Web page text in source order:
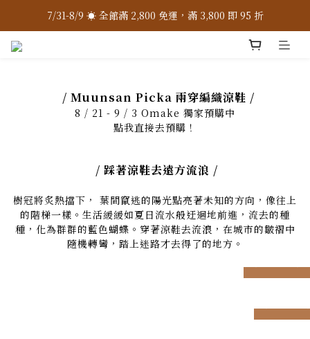
7/31-8/9 ☀️ 全館滿 2,800 免運，滿 3,800 即 95 折
7/31-8/9 ☀️ 全館滿 2,800 免運，滿 3,800 即 95 折
7/31-8/9 ☀️ 全館滿 2,800 免運，滿 3,800 即 95 折
/ Muunsan Picka 兩穿編織涼鞋 /
8 / 21 - 9 / 3 Omake 獨家預購中
點我直接去預購！
/ 踩著涼鞋去遠方流浪 /
樹冠將炙熱擋下， 葉間竄逃的陽光點亮著未知的方向，像往上
的階梯一樣。生活緩緩如夏日流水般迂迴地前進，流去的種
種，化為群群的藍色蝴蝶。穿著涼鞋去流浪，在城市的皺褶中
隨機轉彎，踏上迷路才去得了的地方。
prev next
prev